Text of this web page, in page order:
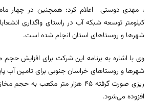
کیلومتر توسعه شبکه آب در راستای واگذاری
شهرها و روستاهای استان انجام شده است.
وی با اشاره به برنامه این شرکت برای افزایش
شهرها و روستاهای خراسان جنوبی برای تامین آب
ریزی صورت گرفته ۴۵ هزار متر مکعب
افزوده می‌شود.